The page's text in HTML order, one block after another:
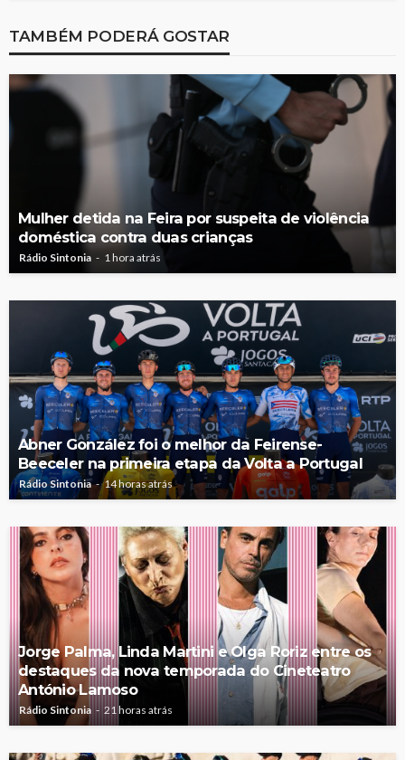
TAMBÉM PODERÁ GOSTAR
Mulher detida na Feira por suspeita de violência
doméstica contra duas crianças
Rádio Sintonia 1 hora atrás
Abner González foi o melhor da Feirense-
Beeceler na primeira etapa da Volta a Portugal
Rádio Sintonia 14 horas atrás
Jorge Palma, Linda Martini e Olga Roriz entre os
destaques da nova temporada do Cineteatro
António Lamoso
Rádio Sintonia 21 horas atrás